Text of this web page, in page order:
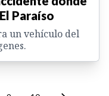
Paraíso
un vehículo del